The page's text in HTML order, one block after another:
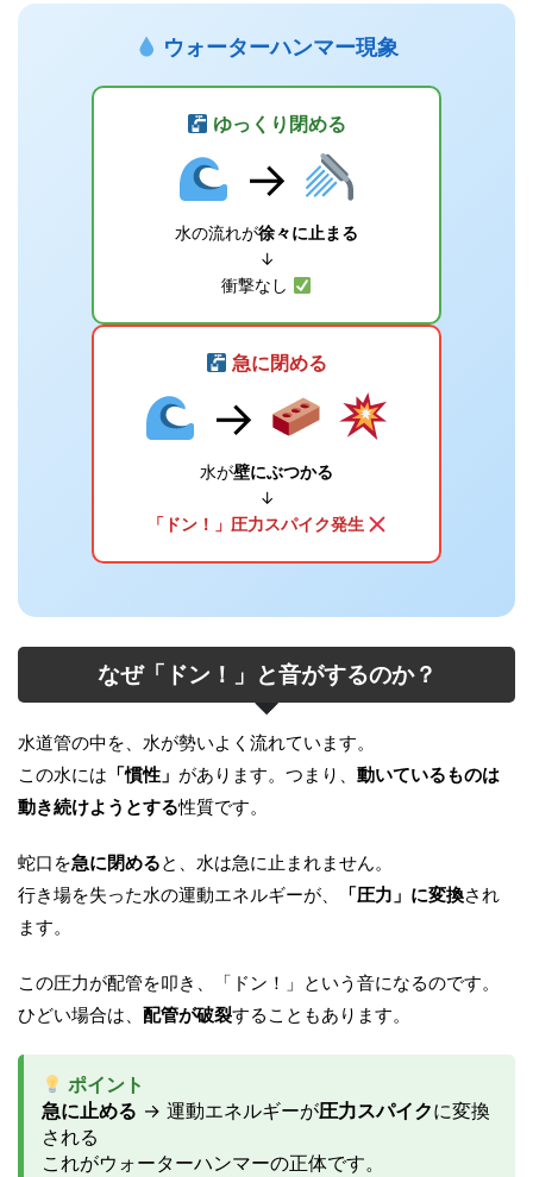
ウォーターハンマー現象
ゆっくり閉める
→
水の流れが徐々に止まる
↓
衝撃なし
急に閉める
→
水が壁にぶつかる
↓
「ドン！」圧力スパイク発生
なぜ「ドン！」と音がするのか？
水道管の中を、水が勢いよく流れています。
この水には 「慣性」 があります。つまり、 動いているものは
動き続けようとする性質です。
蛇口を急に閉めると、水は急に止まれません。
行き場を失った水の運動エネルギーが、
「圧力」に変換され
ます。
この圧力が配管を叩き、「ドン！」という音になるのです。
ひどい場合は、 配管が破裂することもあります。
ポイント
急に止める → 運動エネルギーが圧力スパイクに変換
される
これがウォーターハンマーの正体です。